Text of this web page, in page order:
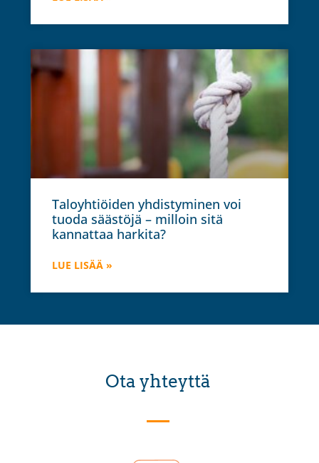
Taloyhtiöiden yhdistyminen voi
tuoda säästöjä – milloin sitä
kannattaa harkita?
LUE LISÄÄ »
Ota yhteyttä